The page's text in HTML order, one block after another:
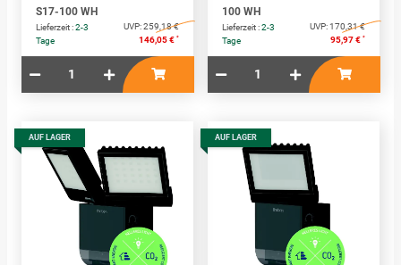
S17-100 WH
Lieferzeit :2-3
Tage
UVP:259,18 €
146,05 € *
100 WH
Lieferzeit :2-3
Tage
UVP:170,31 €
95,97 € *
AUF LAGER AUF LAGER